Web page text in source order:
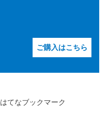
ご購入はこちら
はてなブックマーク